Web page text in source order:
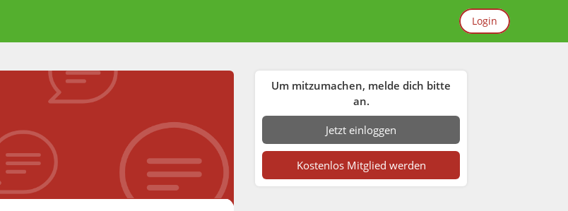
Login
Um mitzumachen, melde dich bitte
an.
Jetzt einloggen
Kostenlos Mitglied werden